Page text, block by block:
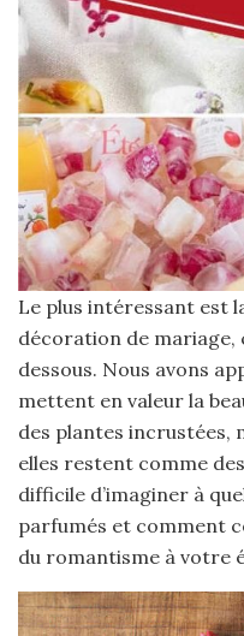
Le plus intéressant est
décoration de mariage,
dessous. Nous avons
mettent en valeur la
des plantes incrustées,
elles restent comme
difficile d’imaginer à
parfumés et comment
du romantisme à votre